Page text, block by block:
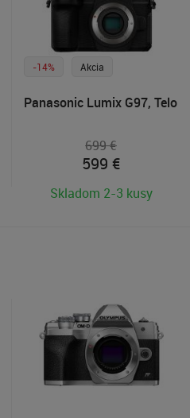
-14% Akcia
Panasonic Lumix G97, Telo
699 €
599 €
Skladom 2-3 kusy